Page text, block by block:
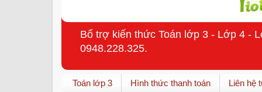
Bổ trợ kiến thức Toán lớp 3 - Lớp 4 -
0948.228.325.
Toán lớp 3 Hình thức thanh toán
Liên hệ